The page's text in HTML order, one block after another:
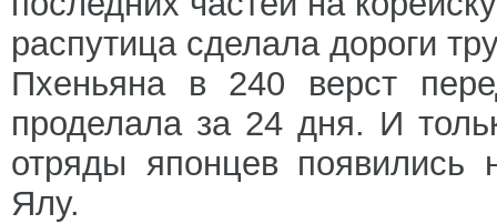
распутица сделала дороги
Пхеньяна в 240 верст
проделала за 24 дня. И
отряды японцев появились
Ялу.